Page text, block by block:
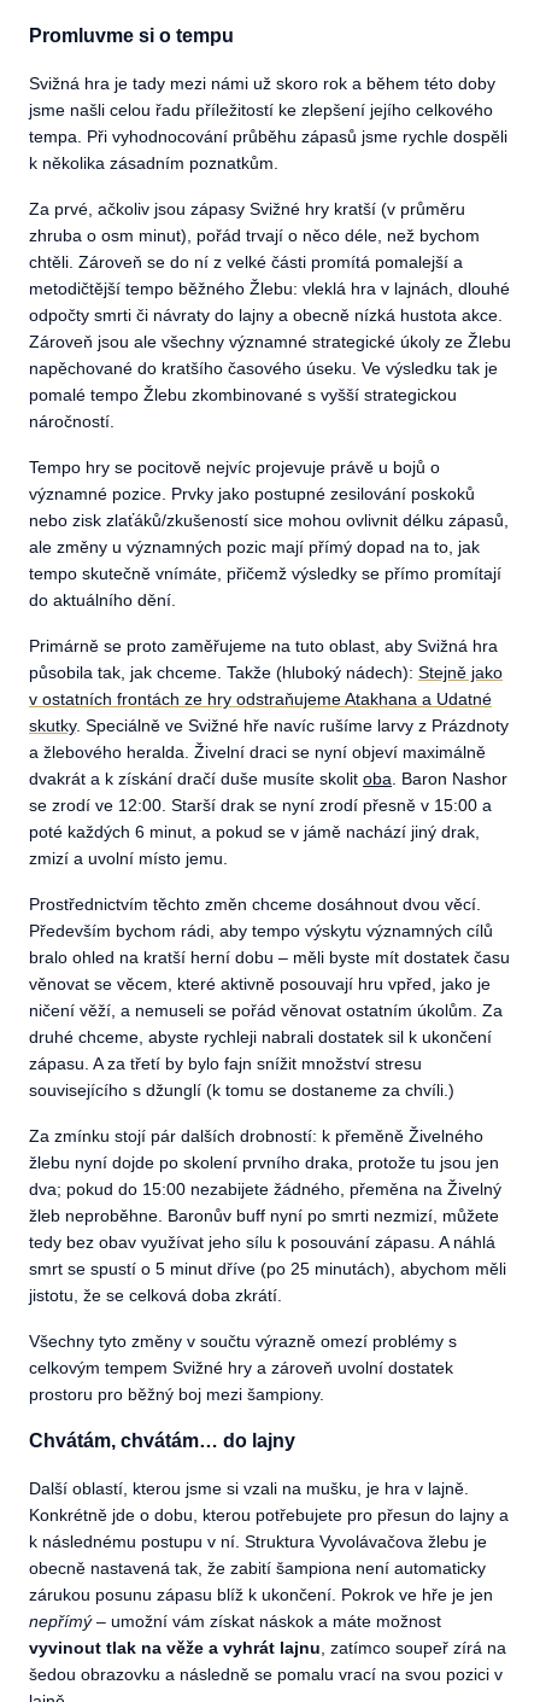
Promluvme si o tempu
Svižná hra je tady mezi námi už skoro rok a během této doby
jsme našli celou řadu příležitostí ke zlepšení jejího celkového
tempa. Při vyhodnocování průběhu zápasů jsme rychle dospěli
k několika zásadním poznatkům.
Za prvé, ačkoliv jsou zápasy Svižné hry kratší (v průměru
zhruba o osm minut), pořád trvají o něco déle, než bychom
chtěli. Zároveň se do ní z velké části promítá pomalejší a
metodičtější tempo běžného Žlebu: vleklá hra v lajnách, dlouhé
odpočty smrti či návraty do lajny a obecně nízká hustota akce.
Zároveň jsou ale všechny významné strategické úkoly ze Žlebu
napěchované do kratšího časového úseku. Ve výsledku tak je
pomalé tempo Žlebu zkombinované s vyšší strategickou
náročností.
Tempo hry se pocitově nejvíc projevuje právě u bojů o
významné pozice. Prvky jako postupné zesilování poskoků
nebo zisk zlaťáků/zkušeností sice mohou ovlivnit délku zápasů,
ale změny u významných pozic mají přímý dopad na to, jak
tempo skutečně vnímáte, přičemž výsledky se přímo promítají
do aktuálního dění.
Primárně se proto zaměřujeme na tuto oblast, aby Svižná hra
působila tak, jak chceme. Takže (hluboký nádech): Stejně jako
v ostatních frontách ze hry odstraňujeme Atakhana a Udatné
skutky. Speciálně ve Svižné hře navíc rušíme larvy z Prázdnoty
a žlebového heralda. Živelní draci se nyní objeví maximálně
dvakrát a k získání dračí duše musíte skolit oba . Baron Nashor
se zrodí ve 12:00. Starší drak se nyní zrodí přesně v 15:00 a
poté každých 6 minut, a pokud se v jámě nachází jiný drak,
zmizí a uvolní místo jemu.
Prostřednictvím těchto změn chceme dosáhnout dvou věcí.
Především bychom rádi, aby tempo výskytu významných cílů
bralo ohled na kratší herní dobu – měli byste mít dostatek času
věnovat se věcem, které aktivně posouvají hru vpřed, jako je
ničení věží, a nemuseli se pořád věnovat ostatním úkolům. Za
druhé chceme, abyste rychleji nabrali dostatek sil k ukončení
zápasu. A za třetí by bylo fajn snížit množství stresu
souvisejícího s džunglí (k tomu se dostaneme za chvíli.)
Za zmínku stojí pár dalších drobností: k přeměně Živelného
žlebu nyní dojde po skolení prvního draka, protože tu jsou jen
dva; pokud do 15:00 nezabijete žádného, přeměna na Živelný
žleb neproběhne. Baronův buff nyní po smrti nezmizí, můžete
tedy bez obav využívat jeho sílu k posouvání zápasu. A náhlá
smrt se spustí o 5 minut dříve (po 25 minutách), abychom měli
jistotu, že se celková doba zkrátí.
Všechny tyto změny v součtu výrazně omezí problémy s
celkovým tempem Svižné hry a zároveň uvolní dostatek
prostoru pro běžný boj mezi šampiony.
Chvátám, chvátám… do lajny
Další oblastí, kterou jsme si vzali na mušku, je hra v lajně.
Konkrétně jde o dobu, kterou potřebujete pro přesun do lajny a
k následnému postupu v ní. Struktura Vyvolávačova žlebu je
obecně nastavená tak, že zabití šampiona není automaticky
zárukou posunu zápasu blíž k ukončení. Pokrok ve hře je jen
nepřímý– umožní vám získat náskok a máte možnost
vyvinout tlak na věže a vyhrát lajnu , zatímco soupeř zírá na
šedou obrazovku a následně se pomalu vrací na svou pozici v